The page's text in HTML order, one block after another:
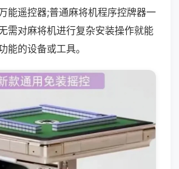
能遥控器;普通麻将机程序控牌器一
需对麻将机进行复杂安装操作就能
能的设备或工具。